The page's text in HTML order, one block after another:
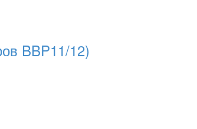
BBP11/12)